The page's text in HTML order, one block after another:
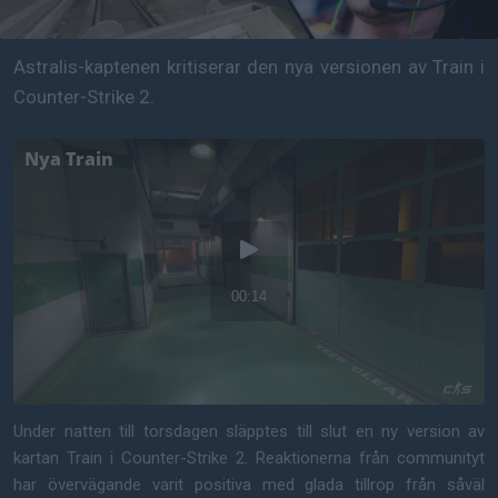
Astralis-kaptenen kritiserar den nya versionen av Train i
Counter-Strike 2.
Under natten till torsdagen släpptes till slut en ny version av
kartan Train i Counter-Strike 2. Reaktionerna från communityt
har övervägande varit positiva med glada tillrop från såväl